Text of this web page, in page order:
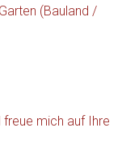
(Bauland /
freue mich auf Ihre